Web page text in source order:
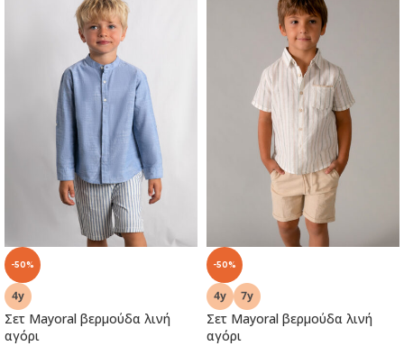
-50%
Σετ Mayoral βερμούδα λινή
αγόρι
-50%
Σετ Mayoral βερμούδα λινή
αγόρι